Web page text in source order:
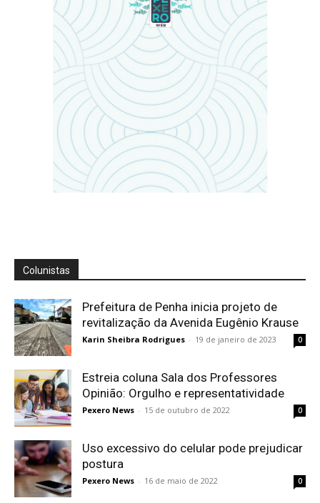
Colunistas
Prefeitura de Penha inicia projeto de
revitalização da Avenida Eugênio Krause
Karin Sheibra Rodrigues - 19 de janeiro de 2023 0
Estreia coluna Sala dos Professores
Opinião: Orgulho e representatividade
Pexero News - 15 de outubro de 2022 0
Uso excessivo do celular pode prejudicar
postura
Pexero News - 16 de maio de 2022 0